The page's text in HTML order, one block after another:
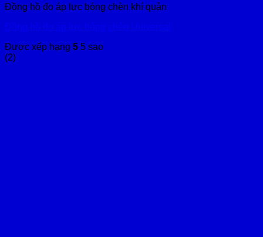
Đồng hồ đo áp lực bóng chèn khí quản
Đồng hồ đo áp lực bóng chèn Universal
Được xếp hạng 5 5 sao
(2)